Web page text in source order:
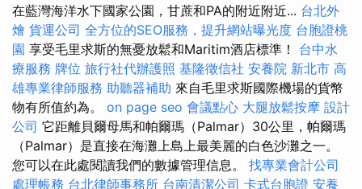
在藍灣海洋水下國家公園，甘蔗和PA的附近附近... 台北外
燴 貨運公司 全方位的SEO服務，提升網站曝光度 台胞證桃
園 享受毛里求斯的無憂放鬆和Maritim酒店標準！ 台中水
療服務 牌位 旅行社代辦護照 基隆徵信社 安養院 新北市 高
雄專業律師服務 助聽器補助 來自毛里求斯國際機場的貨幣
物有所值約為。 on page seo 會議點心 大腿放鬆按摩 設計
公司 它距離貝爾母馬和帕爾瑪（Palmar）30公里，帕爾瑪
（Palmar）是直接在海灘上島上最美麗的白色沙灘之一。
您可以在此處閱讀我們的數據管理信息。 找專業會計公司
處理帳務 台北律師事務所 台南清潔公司 卡式台胞證 安養